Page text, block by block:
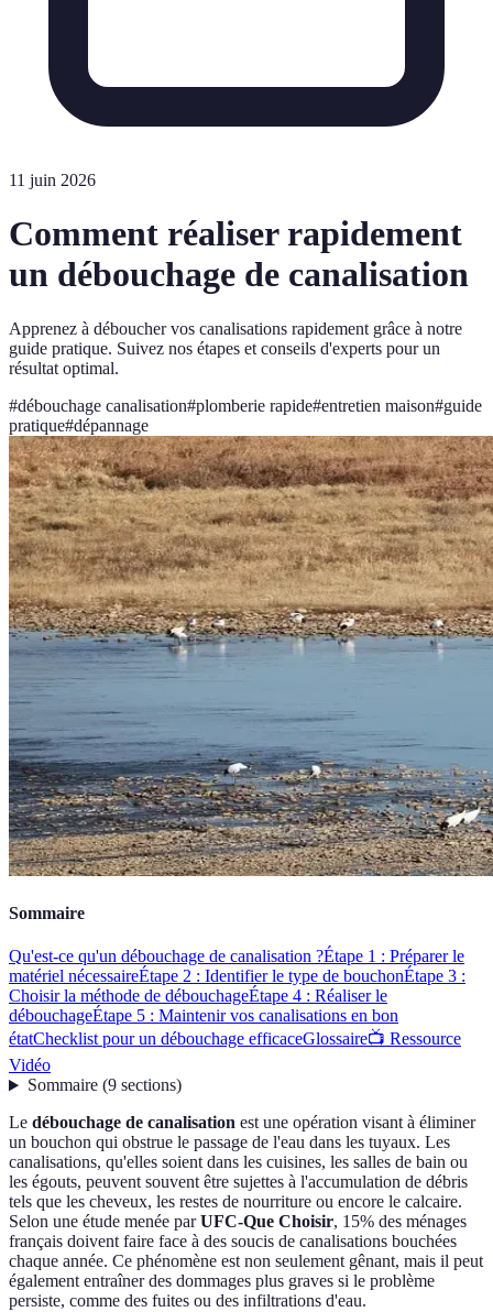
11 juin 2026
Comment réaliser rapidement
un débouchage de canalisation
Apprenez à déboucher vos canalisations rapidement grâce à notre
guide pratique. Suivez nos étapes et conseils d'experts pour un
résultat optimal.
#débouchage canalisation#plomberie rapide#entretien maison#guide
pratique#dépannage
Sommaire
Qu'est-ce qu'un débouchage de canalisation ?Étape 1 : Préparer le
matériel nécessaireÉtape 2 : Identifier le type de bouchonÉtape 3 :
Choisir la méthode de débouchageÉtape 4 : Réaliser le
débouchageÉtape 5 : Maintenir vos canalisations en bon
étatChecklist pour un débouchage efficaceGlossaire📺 Ressource
Vidéo
Sommaire(9 sections)
Le débouchage de canalisation est une opération visant à éliminer
un bouchon qui obstrue le passage de l'eau dans les tuyaux. Les
canalisations, qu'elles soient dans les cuisines, les salles de bain ou
les égouts, peuvent souvent être sujettes à l'accumulation de débris
tels que les cheveux, les restes de nourriture ou encore le calcaire.
Selon une étude menée parUFC-Que Choisir, 15% des ménages
français doivent faire face à des soucis de canalisations bouchées
chaque année. Ce phénomène est non seulement gênant, mais il peut
également entraîner des dommages plus graves si le problème
persiste, comme des fuites ou des infiltrations d'eau.